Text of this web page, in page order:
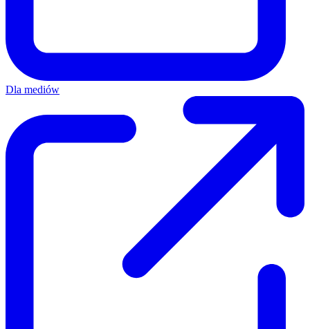
Dla mediów